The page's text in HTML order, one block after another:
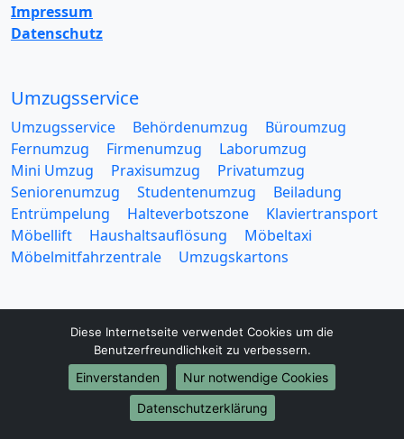
Impressum
Datenschutz
Umzugsservice
Umzugsservice Behördenumzug
Büroumzug
Fernumzug
Firmenumzug
Laborumzug
Mini Umzug
Praxisumzug
Privatumzug
Seniorenumzug
Studentenumzug
Beiladung
Entrümpelung
Halteverbotszone
Klaviertransport
Möbellift
Haushaltsauflösung
Möbeltaxi
Möbelmitfahrzentrale
Umzugskartons
Europa-Umzüge
Umzug von Mönchengladbach nach Belarus
Umzug von Mönchengladbach nach Belgien
Diese Internetseite verwendet Cookies um die
Benutzerfreundlichkeit zu verbessern.
Einverstanden
Nur notwendige Cookies
Datenschutzerklärung